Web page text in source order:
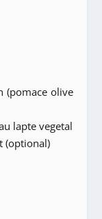
(pomace olive
lapte vegetal
(optional)